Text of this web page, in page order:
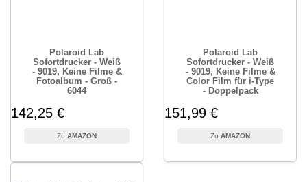
Polaroid Lab
Sofortdrucker - Weiß
- 9019, Keine Filme &
Fotoalbum - Groß -
6044
142,25 €
AMAZON
Polaroid Lab
Sofortdrucker - Weiß
- 9019, Keine Filme &
Color Film für i-Type
- Doppelpack
151,99 €
AMAZON